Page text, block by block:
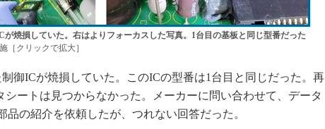
が焼損していた。右はよりフォーカスした写真。1台目の基板と同じ型番だった
［クリックで拡大］
御ICが焼損していた。このICの型番は1台目と同じだった。再
シートは見つからなかった。メーカーに問い合わせて、データ
品の紹介を依頼したが、つれない回答だった。